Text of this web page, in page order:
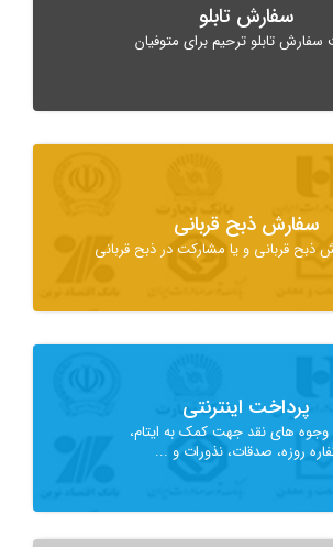
سفارش تابلو
تابلو ترحیم برای متوفیان
سفارش ذبح قربانی
قربانی و یا مشارکت در ذبح قربانی
پرداخت اینترنتی
وجوه های نقد جهت کمک به ایتام،
روزه، صدقات، نذورات و ...